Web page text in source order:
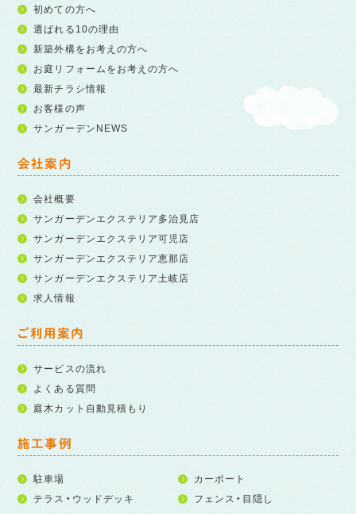
初めての方へ
選ばれる10の理由
新築外構をお考えの方へ
お庭リフォームをお考えの方へ
最新チラシ情報
お客様の声
サンガーデンNEWS
会社案内
会社概要
サンガーデンエクステリア多治見店
サンガーデンエクステリア可児店
サンガーデンエクステリア恵那店
サンガーデンエクステリア土岐店
求人情報
ご利用案内
サービスの流れ
よくある質問
庭木カット自動見積もり
施工事例
駐車場
カーポート
テラス・ウッドデッキ
フェンス・目隠し